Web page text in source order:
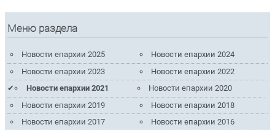
Меню раздела
Новости епархии 2025
Новости епархии 2024
Новости епархии 2023
Новости епархии 2022
Новости епархии 2021
Новости епархии 2020
Новости епархии 2019
Новости епархии 2018
Новости епархии 2017
Новости епархии 2016